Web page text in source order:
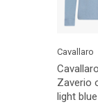
Cavallaro
Zaverio
light blue